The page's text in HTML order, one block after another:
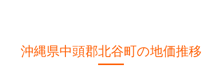
沖縄県中頭郡北谷町の地価推移